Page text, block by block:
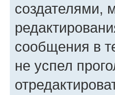
создателями,
сообщения в
не успел